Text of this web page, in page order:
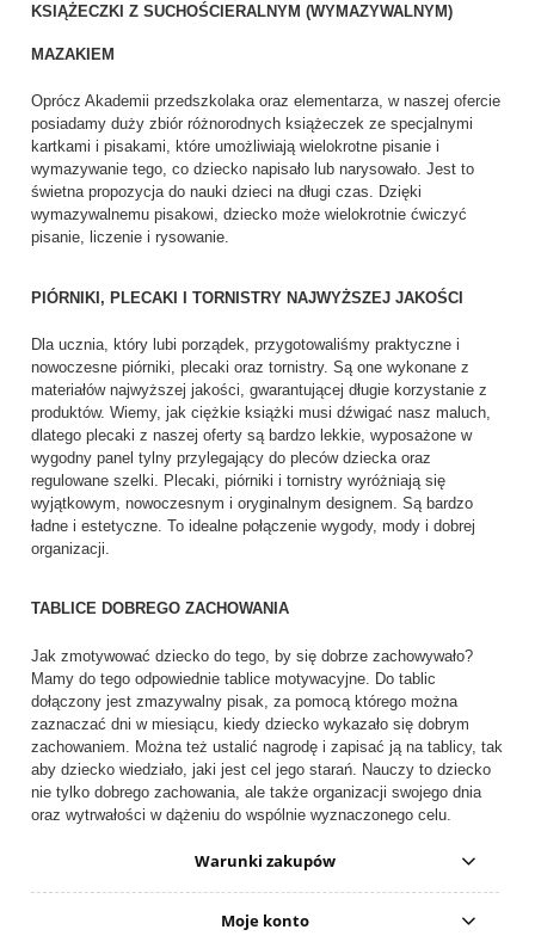
KSIĄŻECZKI Z SUCHOŚCIERALNYM (WYMAZYWALNYM)
MAZAKIEM
Oprócz Akademii przedszkolaka oraz elementarza, w naszej ofercie
posiadamy duży zbiór różnorodnych książeczek ze specjalnymi
kartkami i pisakami, które umożliwiają wielokrotne pisanie i
wymazywanie tego, co dziecko napisało lub narysowało. Jest to
świetna propozycja do nauki dzieci na długi czas. Dzięki
wymazywalnemu pisakowi, dziecko może wielokrotnie ćwiczyć
pisanie, liczenie i rysowanie.
PIÓRNIKI, PLECAKI I TORNISTRY NAJWYŻSZEJ JAKOŚCI
Dla ucznia, który lubi porządek, przygotowaliśmy praktyczne i
nowoczesne piórniki, plecaki oraz tornistry. Są one wykonane z
materiałów najwyższej jakości, gwarantującej długie korzystanie z
produktów. Wiemy, jak ciężkie książki musi dźwigać nasz maluch,
dlatego plecaki z naszej oferty są bardzo lekkie, wyposażone w
wygodny panel tylny przylegający do pleców dziecka oraz
regulowane szelki. Plecaki, piórniki i tornistry wyróżniają się
wyjątkowym, nowoczesnym i oryginalnym designem. Są bardzo
ładne i estetyczne. To idealne połączenie wygody, mody i dobrej
organizacji.
TABLICE DOBREGO ZACHOWANIA
Jak zmotywować dziecko do tego, by się dobrze zachowywało?
Mamy do tego odpowiednie tablice motywacyjne. Do tablic
dołączony jest zmazywalny pisak, za pomocą którego można
zaznaczać dni w miesiącu, kiedy dziecko wykazało się dobrym
zachowaniem. Można też ustalić nagrodę i zapisać ją na tablicy, tak
aby dziecko wiedziało, jaki jest cel jego starań. Nauczy to dziecko
nie tylko dobrego zachowania, ale także organizacji swojego dnia
oraz wytrwałości w dążeniu do wspólnie wyznaczonego celu.
Warunki zakupów
Moje konto